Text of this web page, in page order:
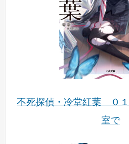
不死探偵・冷堂紅葉 ０
室で